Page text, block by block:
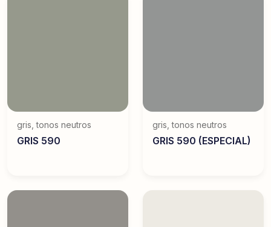
gris ,tonos neutros
GRIS 590
gris ,tonos neutros
GRIS 590 (ESPECIAL)